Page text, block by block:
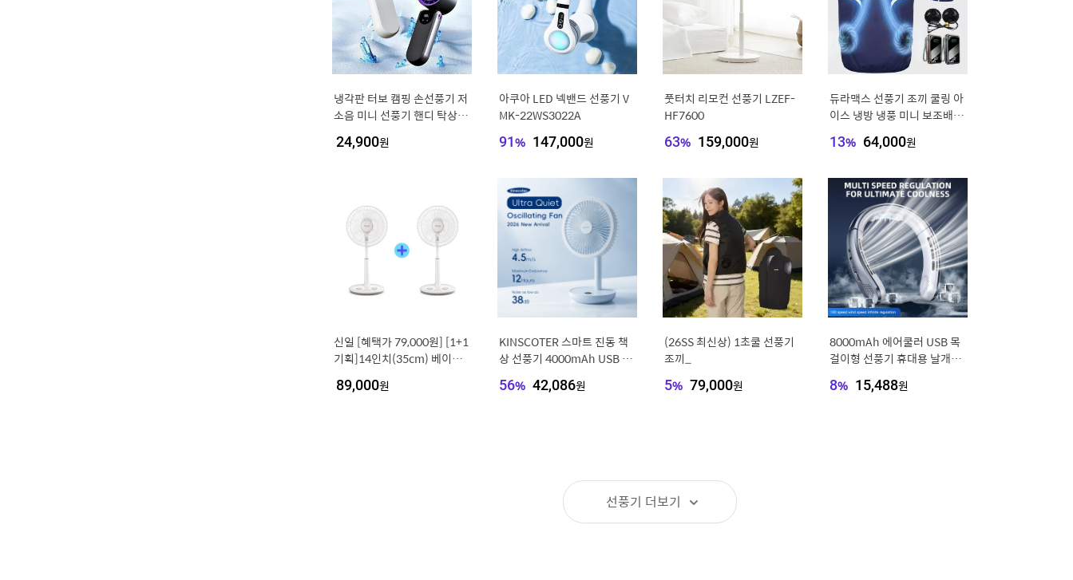
냉각판 터보 캠핑 손선풍기 저
소음 미니 선풍기 핸디 탁상용
아이스 손풍기
24,900원
아쿠아 LED 넥밴드 선풍기 V
MK-22WS3022A
91% 147,000원
풋터치 리모컨 선풍기 LZEF-
HF7600
63% 159,000원
듀라맥스 선풍기 조끼 쿨링 아
이스 냉방 냉풍 미니 보조배터
13% 64,000원
신일 [혜택가 79,000원] [1+1
기획]14인치(35cm) 베이직
(5엽 날개, 3단계 풍속, 타이
89,000원
KINSCOTER 스마트 진동 책
상 선풍기 4000mAh USB 각
가정/사무실/선물용 5풍속
56% 42,086원
(26SS 최신상) 1초쿨 선풍기
조끼_
5% 79,000원
8000mAh 에어쿨러 USB 목
걸이형 선풍기 휴대용 날개없
지털 디스플레이 전기 선풍기
8% 15,488원
선풍기 더보기